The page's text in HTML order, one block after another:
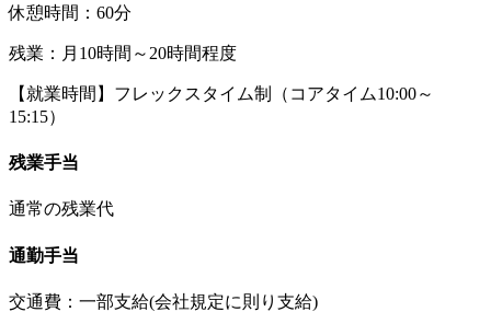
休憩時間：60分
残業：月10時間～20時間程度
【就業時間】フレックスタイム制（コアタイム10:00～
15:15）
残業手当
通常の残業代
通勤手当
交通費：一部支給(会社規定に則り支給)